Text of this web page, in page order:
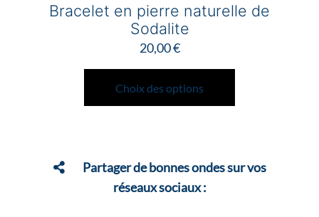
Bracelet en pierre naturelle de
Sodalite
20,00€
Choix des options
Ce
a
Les
Partager de bonnes ondes sur vos
réseaux sociaux :